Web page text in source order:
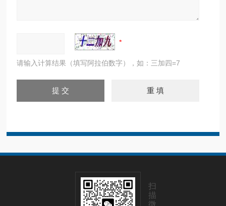
请输入计算结果（填写阿拉伯数字），如：三加四=7
扫
描
微